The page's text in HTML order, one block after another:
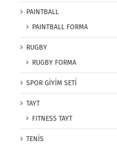
PAINTBALL
PAINTBALL FORMA
RUGBY
RUGBY FORMA
SPOR GİYİM SETİ
TAYT
FITNESS TAYT
TENİS